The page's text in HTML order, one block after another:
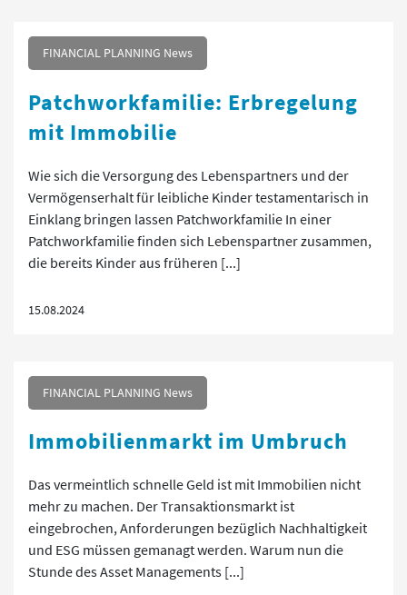
FINANCIAL PLANNING News
Patchworkfamilie: Erbregelung
mit Immobilie
Wie sich die Versorgung des Lebenspartners und der
Vermögenserhalt für leibliche Kinder testamentarisch in
Einklang bringen lassen Patchworkfamilie In einer
Patchworkfamilie finden sich Lebenspartner zusammen,
die bereits Kinder aus früheren [...]
15.08.2024
FINANCIAL PLANNING News
Immobilienmarkt im Umbruch
Das vermeintlich schnelle Geld ist mit Immobilien nicht
mehr zu machen. Der Transaktionsmarkt ist
eingebrochen, Anforderungen bezüglich Nachhaltigkeit
und ESG müssen gemanagt werden. Warum nun die
Stunde des Asset Managements [...]